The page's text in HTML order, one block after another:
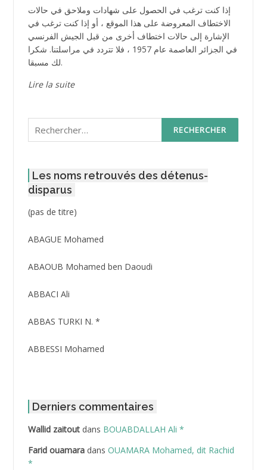
إذا كنت ترغب في الحصول على شهادات وملاحق في حالات
الاختطاف المعروضة على هذا الموقع ، أو إذا كنت ترغب في
الإشارة إلى حالات اختطاف أخرى من قبل الجيش الفرنسي
في الجزائر العاصمة عام 1957 ، فلا تتردد في مراسلتنا. شكرا
لك مسبقا.
Lire la suite
Rechercher :
Les noms retrouvés des détenus-
disparus
(pas de titre)Post
3416
ABAGUE Mohamed
ABAOUB Mohamed ben Daoudi
ABBACI Ali
ABBAS TURKI N. *
ABBESSI Mohamed
ABDAT Amar
ABDEDDAIM Hamid
ABDELAZIZ Mohamed
Derniers commentaires
Wallid zaitoutdans BOUABDALLAH Ali *
Farid ouamaradans OUAMARA Mohamed, dit Rachid
*